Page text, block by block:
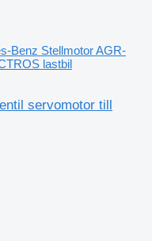
Benz Stellmotor AGR-
lastbil
servomotor till